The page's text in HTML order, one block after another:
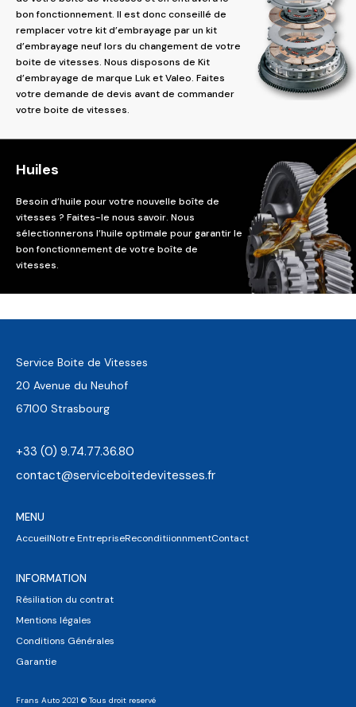
bon fonctionnement. Il est donc conseillé de
remplacer votre kit d’embrayage par un kit
d’embrayage neuf lors du changement de votre
boite de vitesses. Nous disposons de Kit
d’embrayage de marque Luk et Valeo. Faites
votre demande de devis avant de commander
votre boite de vitesses.
Huiles
Besoin d’huile pour votre nouvelle boîte de
vitesses ? Faites-le nous savoir. Nous
sélectionnerons l’huile optimale pour garantir le
bon fonctionnement de votre boîte de
vitesses.
Service Boite de Vitesses
20 Avenue du Neuhof
67100 Strasbourg
+33 (0) 9.74.77.36.80
contact@serviceboitedevitesses.fr
MENU
AccueilNotre EntrepriseReconditiionnmentContact
INFORMATION
Résiliation du contrat
Mentions légales
Conditions Générales
Garantie
Frans Auto 2021 © Tous droit reservé